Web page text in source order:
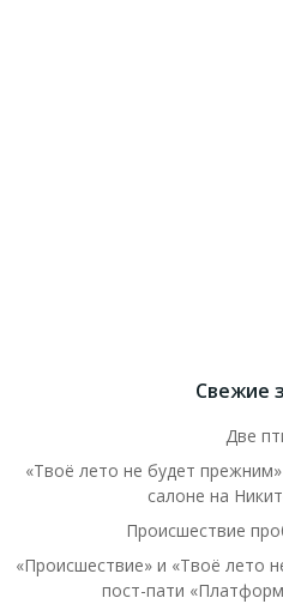
Свежие
Две
«Твоё лето не будет
салоне на
Происшествие
«Происшествие» и «Твоё лето
пост-пати